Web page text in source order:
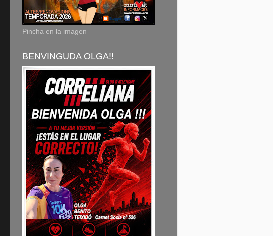
Pincha en la imagen
BENVINGUDA OLGA!!